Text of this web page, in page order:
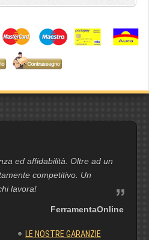
ed affidabilità. Oltre ad un
competitivo. Un
lavora!
FerramentaOnline
LE NOSTRE GARANZIE